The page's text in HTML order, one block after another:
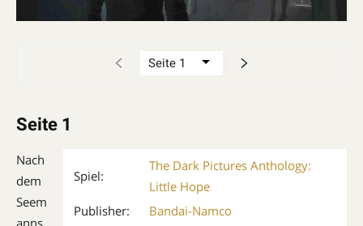
Seite 1
Spiel:
The Dark Pictures Anthology:
Little Hope
Publisher:
Bandai-Namco
Nach
dem
Seem
anns